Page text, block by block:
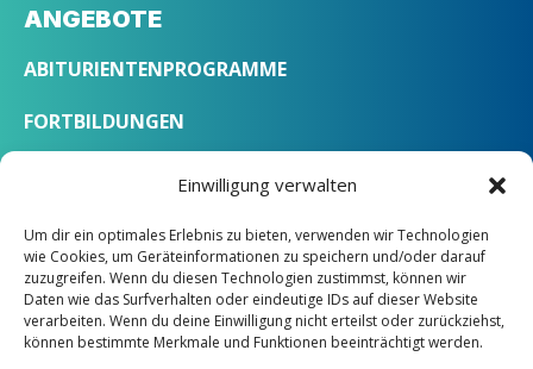
Einwilligung verwalten
Um dir ein optimales Erlebnis zu bieten, verwenden wir Technologien
wie Cookies, um Geräteinformationen zu speichern und/oder darauf
zuzugreifen. Wenn du diesen Technologien zustimmst, können wir
Daten wie das Surfverhalten oder eindeutige IDs auf dieser Website
verarbeiten. Wenn du deine Einwilligung nicht erteilst oder zurückziehst,
können bestimmte Merkmale und Funktionen beeinträchtigt werden.
ANGEBOTE
ABITURIENTENPROGRAMME
FORTBILDUNGEN
ÜBER UNS
LEITBILD
STANDORTE